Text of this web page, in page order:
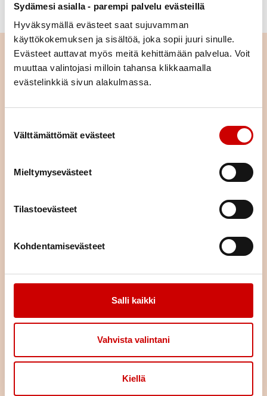
Sydämesi asialla - parempi palvelu evästeillä
Hyväksymällä evästeet saat sujuvamman
käyttökokemuksen ja sisältöä, joka sopii juuri sinulle.
Evästeet auttavat myös meitä kehittämään palvelua. Voit
muuttaa valintojasi milloin tahansa klikkaamalla
evästelinkkiä sivun alakulmassa.
Välttämättömät evästeet
Mieltymysevästeet
Tilastoevästeet
Kohdentamisevästeet
Salli kaikki
Vahvista valintani
Kiellä
jokainen vertaistukea!
Lue seuraavaksi
Synjan nuorten tapaaminen
Tampereella 21.-23.8.2026
LUE ARTIKKELI
Kahvittelua sydänlasten viikolla
tarvitsevat kokonaisvaltaista